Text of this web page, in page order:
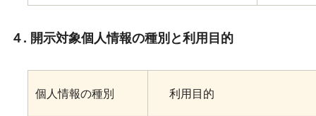
４. 開示対象個人情報の種別と利用目的
個人情報の種別 利用目的